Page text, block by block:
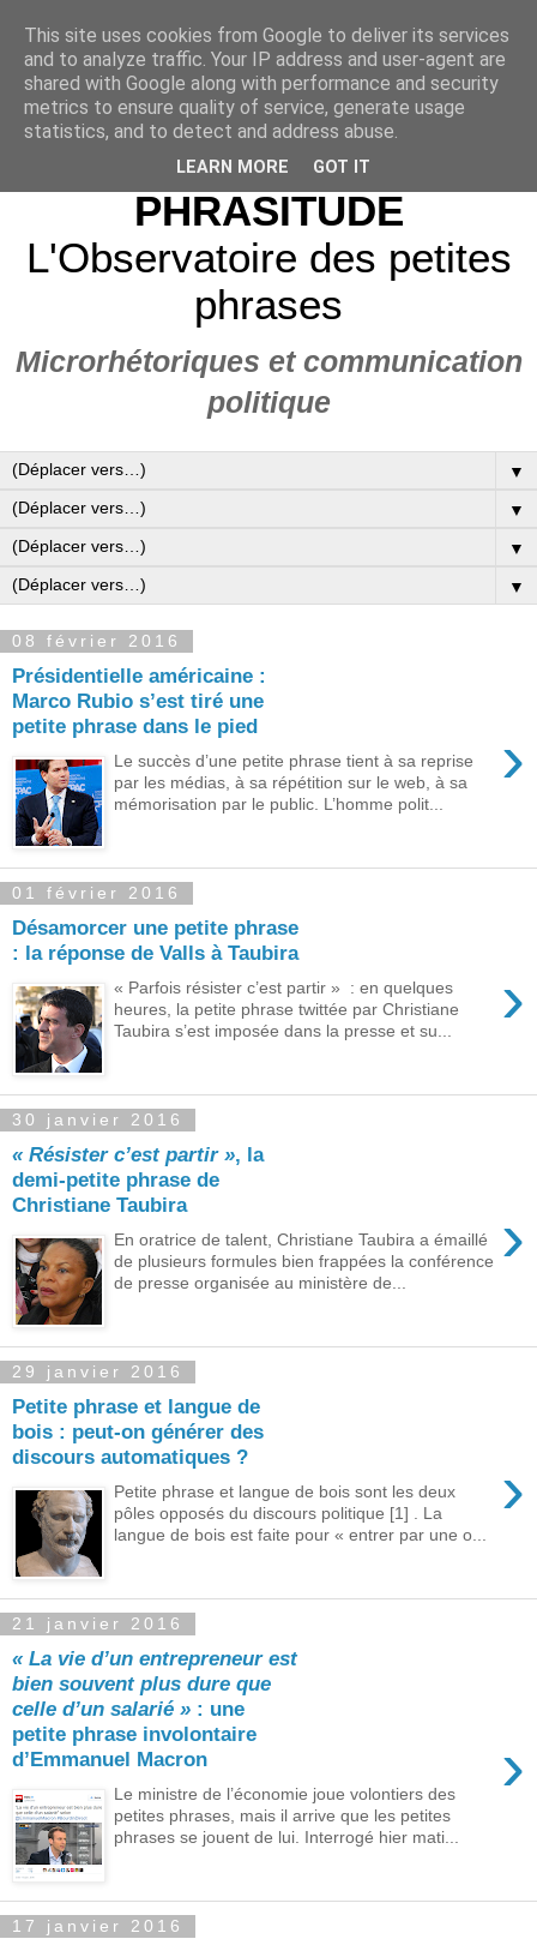
PHRASITUDE
L'Observatoire des petites
phrases
Microrhétoriques et communication
politique
▼
▼
▼
▼
08 février 2016
Présidentielle américaine :
Marco Rubio s’est tiré une
petite phrase dans le pied
›
Le succès d’une petite phrase tient à sa reprise
par les médias, à sa répétition sur le web, à sa
mémorisation par le public. L’homme polit...
01 février 2016
Désamorcer une petite phrase
: la réponse de Valls à Taubira
›
« Parfois résister c’est partir » : en quelques
heures, la petite phrase twittée par Christiane
Taubira s’est imposée dans la presse et su...
30 janvier 2016
« Résister c’est partir », la
demi-petite phrase de
Christiane Taubira
›
En oratrice de talent, Christiane Taubira a émaillé
de plusieurs formules bien frappées la conférence
de presse organisée au ministère de...
29 janvier 2016
Petite phrase et langue de
bois : peut-on générer des
discours automatiques ?
›
Petite phrase et langue de bois sont les deux
pôles opposés du discours politique [1] . La
langue de bois est faite pour « entrer par une o...
21 janvier 2016
« La vie d’un entrepreneur est
bien souvent plus dure que
celle d’un salarié » : une
petite phrase involontaire
d’Emmanuel Macron
›
Le ministre de l’économie joue volontiers des
petites phrases, mais il arrive que les petites
phrases se jouent de lui. Interrogé hier mati...
17 janvier 2016
This site uses cookies from Google to deliver its services
and to analyze traffic. Your IP address and user-agent are
shared with Google along with performance and security
metrics to ensure quality of service, generate usage
statistics, and to detect and address abuse.
LEARN MORE GOT IT